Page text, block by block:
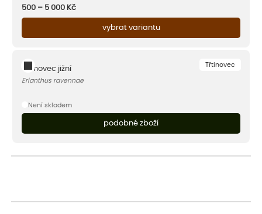
500 – 5 000 Kč
vybrat variantu
Třtinovec
Třtinovec jižní
Erianthus ravennae
Není skladem
podobné zboží